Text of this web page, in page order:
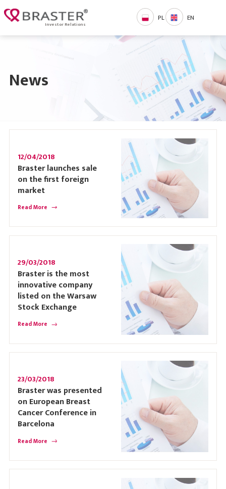
Investor Relations
PL EN
News
12/04/2018
Braster launches sale
on the first foreign
market
Read More
29/03/2018
Braster is the most
innovative company
listed on the Warsaw
Stock Exchange
Read More
23/03/2018
Braster was presented
on European Breast
Cancer Conference in
Barcelona
Read More